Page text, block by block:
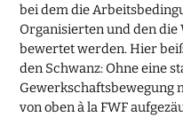
bei dem die
Organisierten und den
bewertet werden. Hier
den Schwanz: Ohne eine
Gewerkschaftsbewegung
von oben à la FWF